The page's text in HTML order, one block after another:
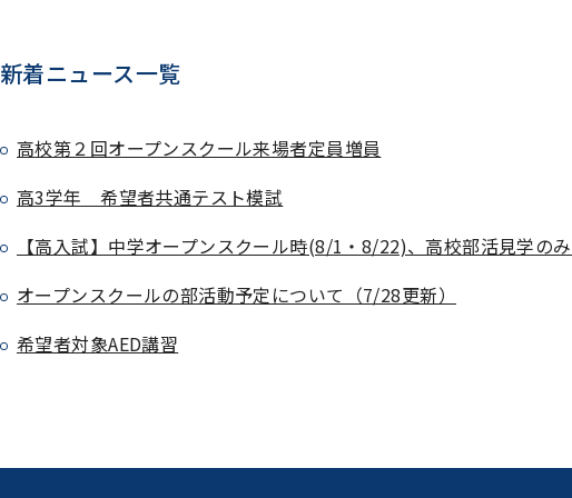
新着ニュース一覧
高校第２回オープンスクール来場者定員増員
高3学年 希望者共通テスト模試
【高入試】中学オープンスクール時(8/1・8/22)、高校部活見学の
オープンスクールの部活動予定について（7/28更新）
希望者対象AED講習